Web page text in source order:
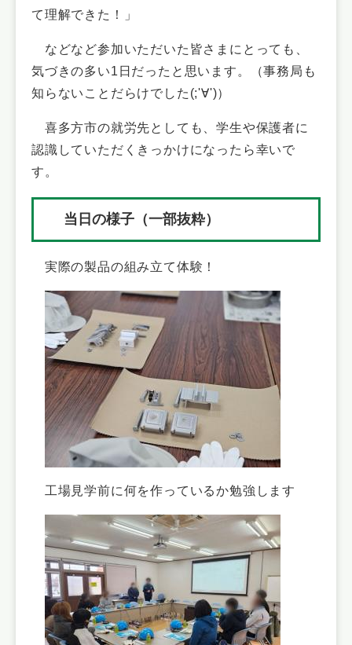
て理解できた！」
などなど参加いただいた皆さまにとっても、
気づきの多い1日だったと思います。（事務局も
知らないことだらけでした(;'∀')）
喜多方市の就労先としても、学生や保護者に
認識していただくきっかけになったら幸いで
す。
当日の様子（一部抜粋）
実際の製品の組み立て体験！
工場見学前に何を作っているか勉強します